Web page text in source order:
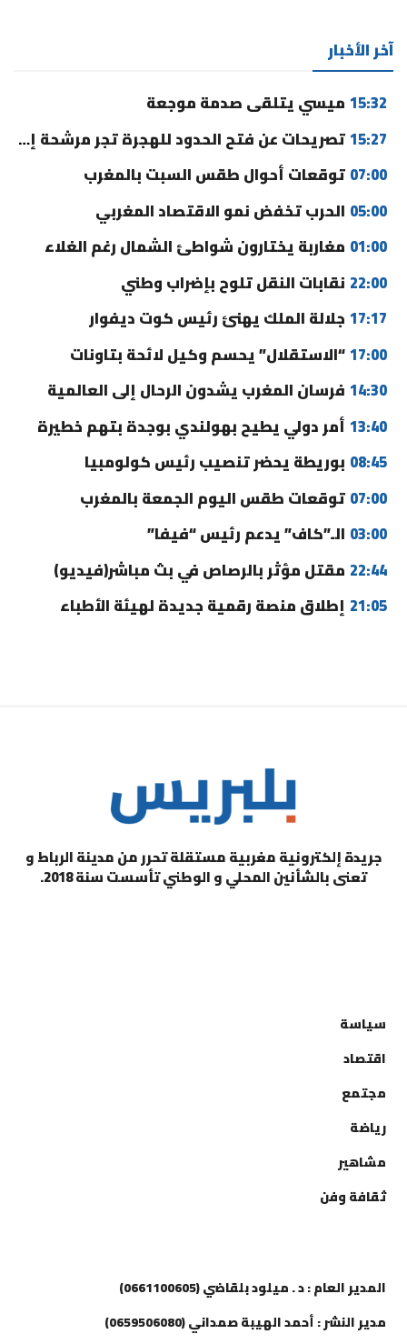
آخر الأخبار
15:32 ميسي يتلقى صدمة موجعة
15:27تصريحات عن فتح الحدود للهجرة تجر مرشحة إلى القضاء
07:00 توقعات أحوال طقس السبت بالمغرب
05:00 الحرب تخفض نمو الاقتصاد المغربي
01:00 مغاربة يختارون شواطئ الشمال رغم الغلاء
22:00 نقابات النقل تلوح بإضراب وطني
17:17 جلالة الملك يهنئ رئيس كوت ديفوار
17:00“الاستقلال” يحسم وكيل لائحة بتاونات
14:30 فرسان المغرب يشدون الرحال إلى العالمية
13:40 أمر دولي يطيح بهولندي بوجدة بتهم خطيرة
08:45 بوريطة يحضر تنصيب رئيس كولومبيا
07:00 توقعات طقس اليوم الجمعة بالمغرب
03:00 الـ”كاف” يدعم رئيس “فيفا”
22:44 مقتل مؤثر بالرصاص في بث مباشر(فيديو)
21:05 إطلاق منصة رقمية جديدة لهيئة الأطباء
جريدة إلكترونية مغربية مستقلة تحرر من مدينة الرباط و
تعنى بالشأنين المحلي و الوطني تأسست سنة 2018.
سياسة
اقتصاد
مجتمع
رياضة
مشاهير
ثقافة وفن
المدير العام : د . ميلود بلقاضي (0661100605)
مدير النشر : أحمد الهيبة صمداني (0659506080)